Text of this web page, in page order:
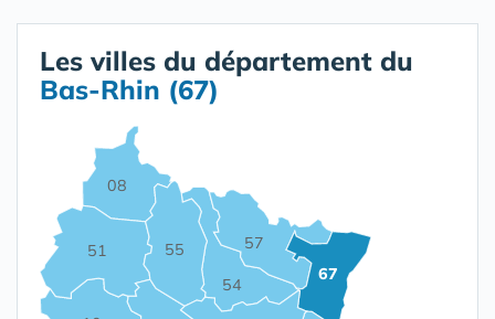
Les villes du département du
Bas-Rhin (67)
08
51
54
55 57
67